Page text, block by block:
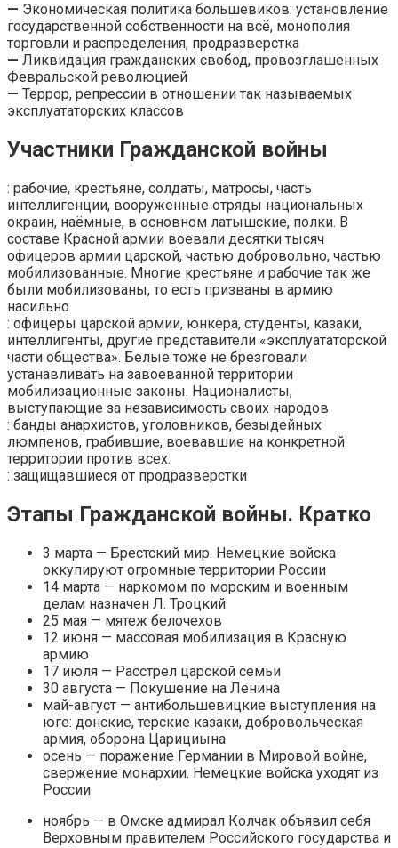
— Экономическая политика большевиков: установление
государственной собственности на всё, монополия
торговли и распределения, продразверстка
— Ликвидация гражданских свобод, провозглашенных
Февральской революцией
— Террор, репрессии в отношении так называемых
эксплуататорских классов
Участники Гражданской войны
: рабочие, крестьяне, солдаты, матросы, часть
интеллигенции, вооруженные отряды национальных
окраин, наёмные, в основном латышские, полки. В
составе Красной армии воевали десятки тысяч
офицеров армии царской, частью добровольно, частью
мобилизованные. Многие крестьяне и рабочие так же
были мобилизованы, то есть призваны в армию
насильно
: офицеры царской армии, юнкера, студенты, казаки,
интеллигенты, другие представители «эксплуататорской
части общества». Белые тоже не брезговали
устанавливать на завоеванной территории
мобилизационные законы. Националисты,
выступающие за независимость своих народов
: банды анархистов, уголовников, безыдейных
люмпенов, грабившие, воевавшие на конкретной
территории против всех.
: защищавшиеся от продразверстки
Этапы Гражданской войны. Кратко
3 марта — Брестский мир. Немецкие войска
оккупируют огромные территории России
14 марта — наркомом по морским и военным
делам назначен Л. Троцкий
25 мая — мятеж белочехов
12 июня — массовая мобилизация в Красную
армию
17 июля — Расстрел царской семьи
30 августа — Покушение на Ленина
май-август — антибольшевицкие выступления на
юге: донские, терские казаки, добровольческая
армия, оборона Царициына
осень — поражение Германии в Мировой войне,
свержение монархии. Немецкие войска уходят из
России
ноябрь — в Омске адмирал Колчак объявил себя
Верховным правителем Российского государства и